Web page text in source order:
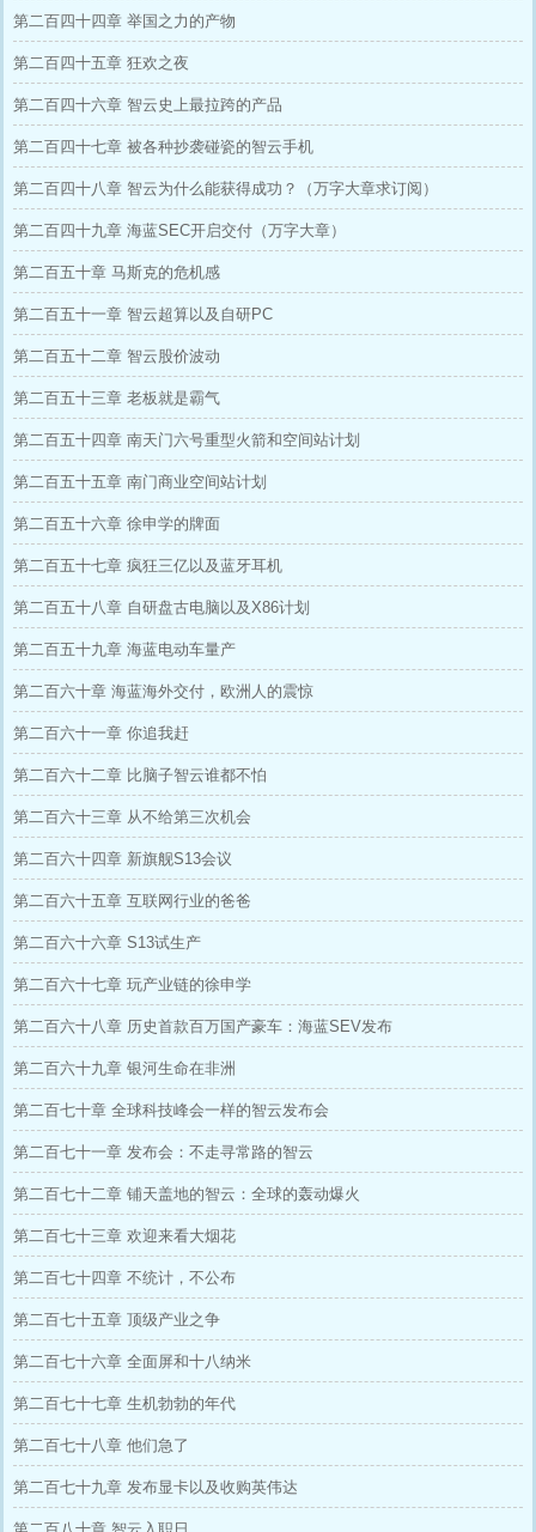
第二百四十四章 举国之力的产物
第二百四十五章 狂欢之夜
第二百四十六章 智云史上最拉跨的产品
第二百四十七章 被各种抄袭碰瓷的智云手机
第二百四十八章 智云为什么能获得成功？（万字大章求订阅）
第二百四十九章 海蓝SEC开启交付（万字大章）
第二百五十章 马斯克的危机感
第二百五十一章 智云超算以及自研PC
第二百五十二章 智云股价波动
第二百五十三章 老板就是霸气
第二百五十四章 南天门六号重型火箭和空间站计划
第二百五十五章 南门商业空间站计划
第二百五十六章 徐申学的牌面
第二百五十七章 疯狂三亿以及蓝牙耳机
第二百五十八章 自研盘古电脑以及X86计划
第二百五十九章 海蓝电动车量产
第二百六十章 海蓝海外交付，欧洲人的震惊
第二百六十一章 你追我赶
第二百六十二章 比脑子智云谁都不怕
第二百六十三章 从不给第三次机会
第二百六十四章 新旗舰S13会议
第二百六十五章 互联网行业的爸爸
第二百六十六章 S13试生产
第二百六十七章 玩产业链的徐申学
第二百六十八章 历史首款百万国产豪车：海蓝SEV发布
第二百六十九章 银河生命在非洲
第二百七十章 全球科技峰会一样的智云发布会
第二百七十一章 发布会：不走寻常路的智云
第二百七十二章 铺天盖地的智云：全球的轰动爆火
第二百七十三章 欢迎来看大烟花
第二百七十四章 不统计，不公布
第二百七十五章 顶级产业之争
第二百七十六章 全面屏和十八纳米
第二百七十七章 生机勃勃的年代
第二百七十八章 他们急了
第二百七十九章 发布显卡以及收购英伟达